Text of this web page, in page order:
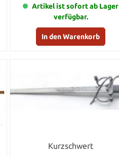
Artikel ist sofort ab Lager
verfügbar.
In den Warenkorb
Kurzschwert